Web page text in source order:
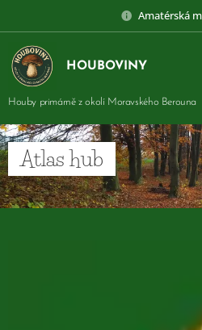
Amatérská
HOUBOVINY
Houby primárně z okolí Moravského Berouna
Atlas hub